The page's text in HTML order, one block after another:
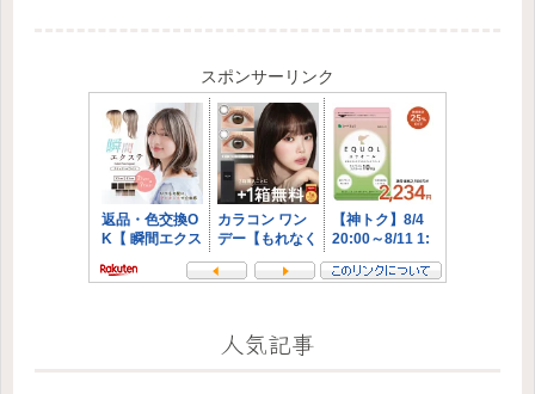
スポンサーリンク
人気記事